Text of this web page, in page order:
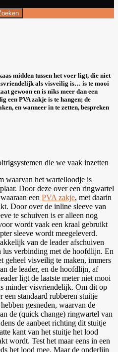
midden tussen het voer ligt, die niet
als visveilig is… is te mooi
gewoon en is niks meer dan een
een PVA zakje is te hangen; de
en wanneer in te zetten, bespreken
die we vaak inzetten
waarvan het wartelloodje is
Door deze over een ringwartel
een PVA zakje, met daarin
Door over de inline sleeve van
te schuiven is er alleen nog
wordt vaak een kraal gebruikt
sleeve wordt meegeleverd.
van de leader afschuiven
verbinding met de hoofdlijn. En
geheel visveilig te maken, immers
de leader, en de hoofdlijn, af
ligt de laatste meter niet mooi
minder visvriendelijk. Om dit op
een standaard rubberen stuitje
gesneden, waarvan de
de (quick change) ringwartel van
de aanbeet richting dit stuitje
kant van het stuitje het lood
wordt. Test het maar eens in een
het lood mee. Maar de onderlijn